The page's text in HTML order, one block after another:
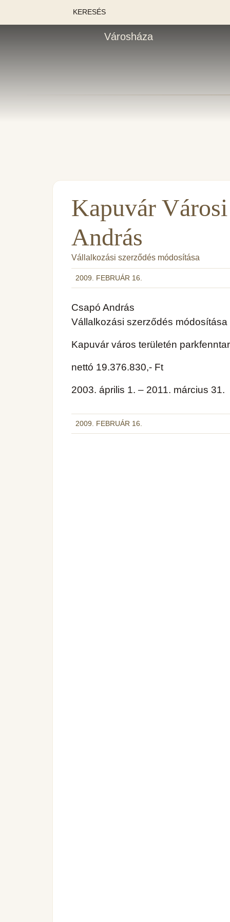
KERESÉS
Városháza
Kapuvár
András
Vállalkozási szerződés módosítása
2009. FEBRUÁR 16.
Csapó András
Vállalkozási szerződés módosítása
Kapuvár város területén
nettó 19.376.830,- Ft
2003. április 1. – 2011. március 31.
2009. FEBRUÁR 16.